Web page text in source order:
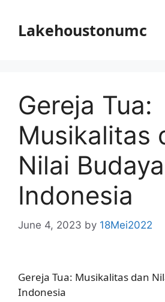
contentLakehoustonumc
Gereja Tua:
Musikalitas
Nilai Budaya
Indonesia
June 4, 2023 by 18Mei2022
Gereja Tua: Musikalitas dan
Indonesia